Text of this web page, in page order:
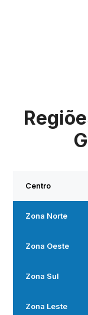
Centro
Zona Norte
Zona Oeste
Zona Sul
Zona Leste